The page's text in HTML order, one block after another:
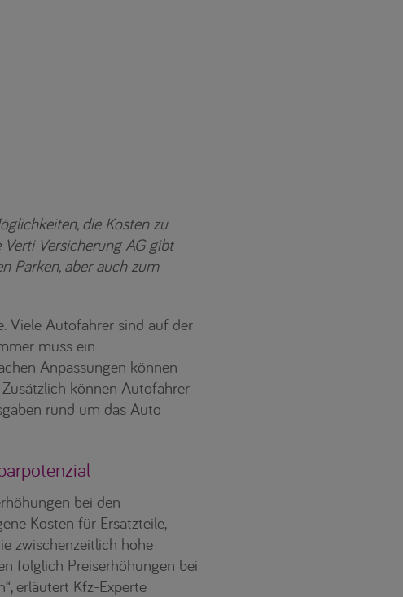
die Kosten zu
Versicherung AG gibt
Parken, aber auch zum
Viele Autofahrer sind auf der
muss ein
Anpassungen können
können Autofahrer
rund um das Auto
bei den
Kosten für Ersatzteile,
zwischenzeitlich hohe
folglich Preiserhöhungen bei
erläutert Kfz-Experte